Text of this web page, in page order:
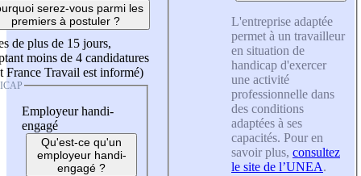
serez-vous parmi les
premiers à postuler ?
de plus de 15 jours,
moins de 4 candidatures
France Travail est informé)
Employeur handi-
engagé
Qu'est-ce qu'un
employeur handi-
engagé ?
L'entreprise adaptée
permet à un travailleur
en situation de
handicap d'exercer
une activité
professionnelle dans
des conditions
adaptées à ses
capacités. Pour en
savoir plus, consultez
le site de l’UNEA.